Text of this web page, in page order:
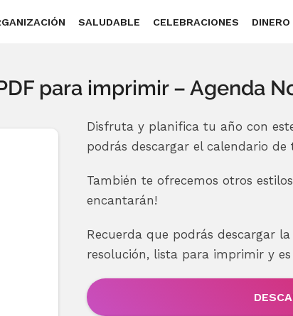
SALUDABLE CELEBRACIONES DINERO
para imprimir – Agenda
Disfruta y planifica tu año con
podrás descargar el calendario
También te ofrecemos otros
encantarán!
Recuerda que podrás descargar la
resolución, lista para imprimir y